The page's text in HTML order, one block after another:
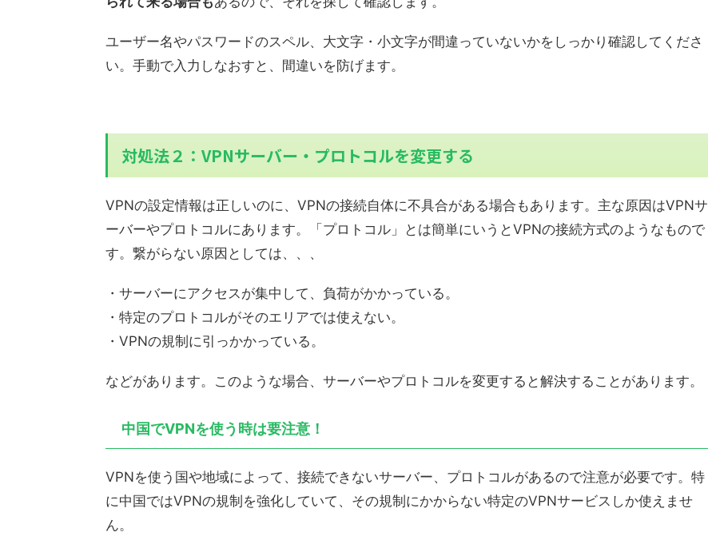
ユーザー名やパスワードのスペル、大文字・小文字が間違っていないかをしっかり確認してくださ
い。手動で入力しなおすと、間違いを防げます。
対処法２：VPNサーバー・プロトコルを変更する
VPNの設定情報は正しいのに、VPNの接続自体に不具合がある場合もあります。主な原因はVPNサ
ーバーやプロトコルにあります。「プロトコル」とは簡単にいうとVPNの接続方式のようなもので
す。繋がらない原因としては、、、
・サーバーにアクセスが集中して、負荷がかかっている。
・特定のプロトコルがそのエリアでは使えない。
・VPNの規制に引っかかっている。
などがあります。このような場合、サーバーやプロトコルを変更すると解決することがあります。
中国でVPNを使う時は要注意！
VPNを使う国や地域によって、接続できないサーバー、プロトコルがあるので注意が必要です。特
に中国ではVPNの規制を強化していて、その規制にかからない特定のVPNサービスしか使えませ
ん。